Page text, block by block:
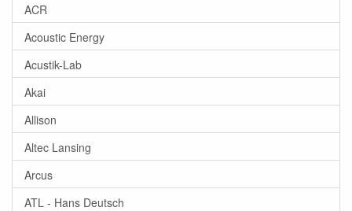
ACR
Acoustic Energy
Acustik-Lab
Akai
Allison
Altec Lansing
Arcus
ATL - Hans Deutsch